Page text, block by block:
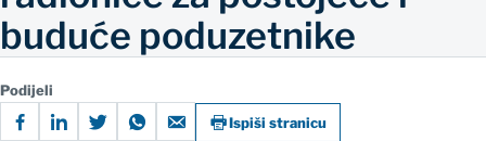
buduće poduzetnike
Podijeli
Ispiši stranicu